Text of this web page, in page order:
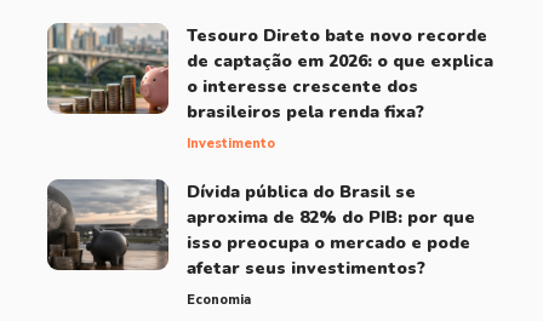
Tesouro Direto bate novo recorde
de captação em 2026: o que explica
o interesse crescente dos
brasileiros pela renda fixa?
Investimento
Dívida pública do Brasil se
aproxima de 82% do PIB: por que
isso preocupa o mercado e pode
afetar seus investimentos?
Economia